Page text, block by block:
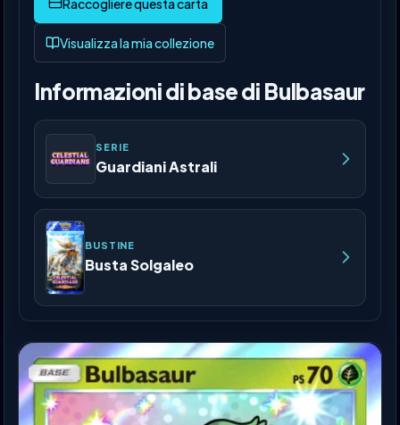
Visualizza la mia collezione
Informazioni di base di Bulbasaur
SERIE
Guardiani Astrali
BUSTINE
Busta Solgaleo